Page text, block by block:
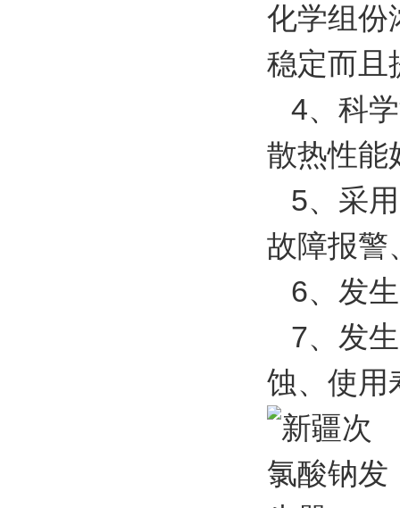
化学组份
稳定而且
4、科
散热性能
5、采
故障报警
6、发
7、发
蚀、使用